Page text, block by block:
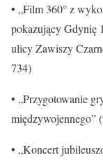
• „Film 360° z
pokazujący Gdynię
ulicy Zawiszy
734)
• „Przygotowanie
międzywojennego”
• „Koncert